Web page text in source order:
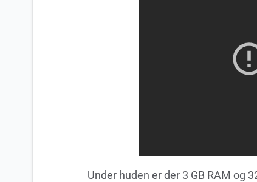
Under huden er der 3 GB RAM og